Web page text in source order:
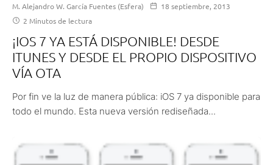
M. Alejandro W. García Fuentes (Esfera)
18 septiembre, 2013
2 Minutos de lectura
¡IOS 7 YA ESTÁ DISPONIBLE! DESDE
ITUNES Y DESDE EL PROPIO DISPOSITIVO
VÍA OTA
Por fin ve la luz de manera pública: iOS 7 ya disponible para
todo el mundo. Esta nueva versión rediseñada...